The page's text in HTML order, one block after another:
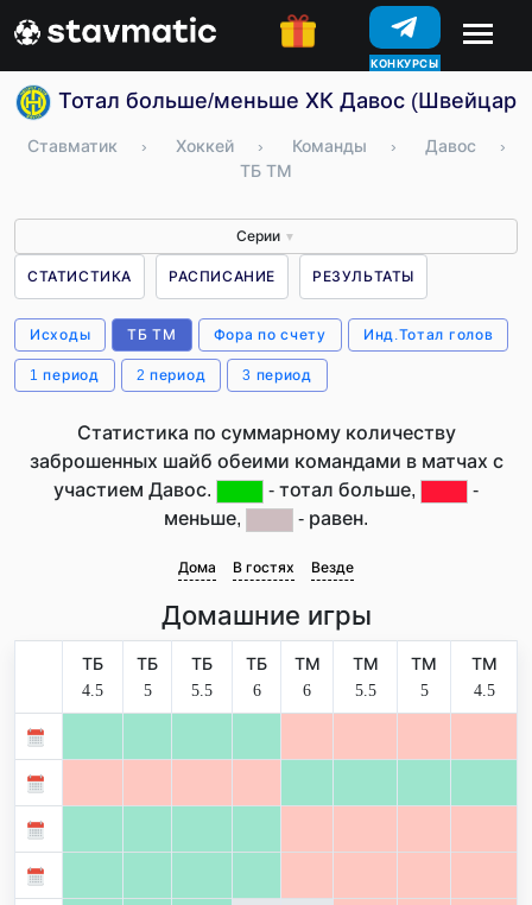
КОНКУРСЫ
Тотал больше/меньше ХК Давос
Ставматик › Хоккей › Команды › Давос
›
ТБ ТМ
Серии ▼
СТАТИСТИКА РАСПИСАНИЕ РЕЗУЛЬТАТЫ
Исходы ТБ ТМ Фора по счету Инд.Тотал голов
1 период 2 период 3 период
Статистика по суммарному количеству
заброшенных шайб обеими командами в матчах с
участием Давос.
- тотал больше,
-
меньше,
- равен.
Дома В гостях Везде
Домашние игры
ТБ
4.5
ТБ
5
ТБ
5.5
ТБ
6
ТМ
6
ТМ
5.5
ТМ
5
ТМ
4.5